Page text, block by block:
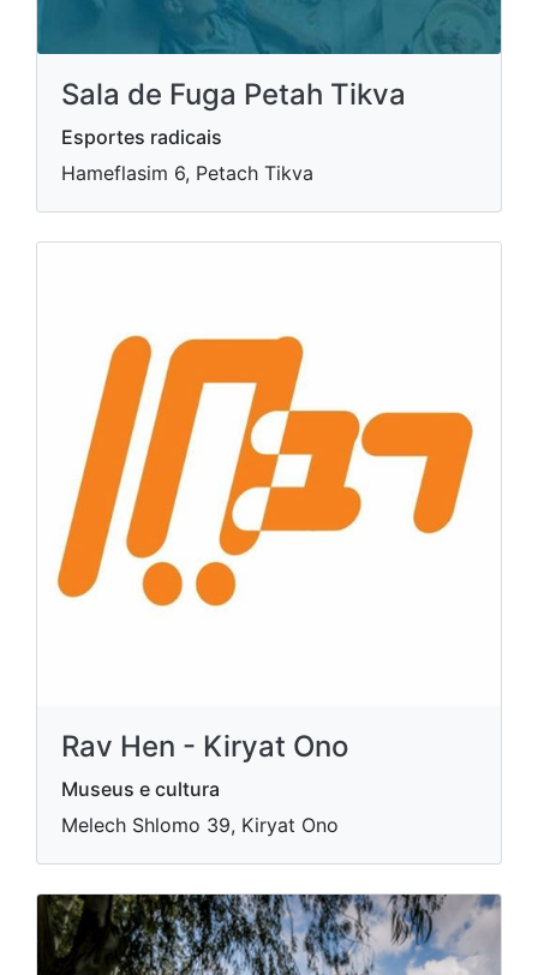
Sala de Fuga Petah Tikva
Esportes radicais
Hameflasim 6, Petach Tikva
Rav Hen - Kiryat Ono
Museus e cultura
Melech Shlomo 39, Kiryat Ono